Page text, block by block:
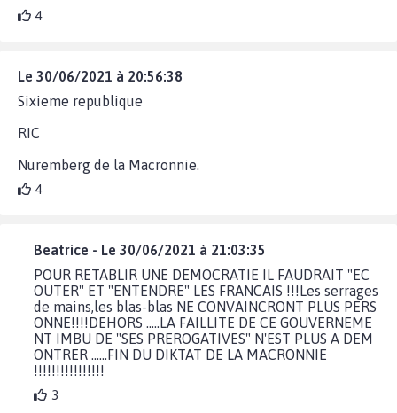
4
Le 30/06/2021 à 20:56:38
Sixieme republique
RIC
Nuremberg de la Macronnie.
4
Beatrice - Le 30/06/2021 à 21:03:35
POUR RETABLIR UNE DEMOCRATIE IL FAUDRAIT "EC
OUTER" ET "ENTENDRE" LES FRANCAIS !!!Les serrages
de mains,les blas-blas NE CONVAINCRONT PLUS PERS
ONNE!!!!DEHORS .....LA FAILLITE DE CE GOUVERNEME
NT IMBU DE "SES PREROGATIVES" N'EST PLUS A DEM
ONTRER ......FIN DU DIKTAT DE LA MACRONNIE
!!!!!!!!!!!!!!!!
3